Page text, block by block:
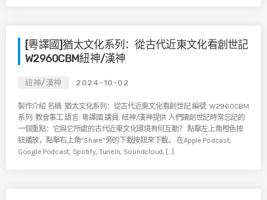
[粵譯國]猶太文化系列：從古代近東文化看創世記
W2960CBM紐神/漢神
紐神/漢神 2024-10-02
製作介紹 名稱: 猶太文化系列：從古代近東文化看創世記 編號: W2960CBM
系列: 教會事工 語言: 粵譯國 講員: 紐神/漢神提供 人們讀創世記時常忘記的
一個重點：它與它所處的古代近東文化環境有何互動？ 點擊左上角橙色按
鈕播放，點擊右上角“Share”旁的下載按鈕來下載。 在Apple Podcast,
Google Podcast, Spotify, TuneIn, Soundcloud, […]